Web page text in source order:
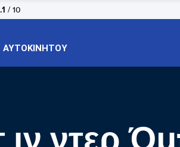
/ 10
ΑΥΤΟΚΙΝΗΤΟΥ